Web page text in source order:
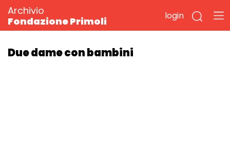
Archivio
Fondazione Primoli
login
Due dame con bambini